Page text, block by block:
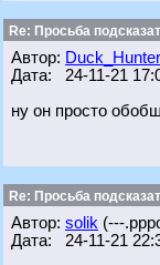
Re: Просьба
Автор: Duck_Hunter
Дата: 24-11-21
ну он просто
Re: Просьба
Автор: solik (---
Дата: 24-11-21